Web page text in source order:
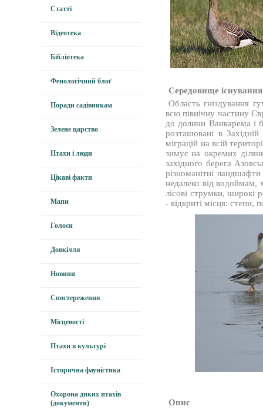
Статті
Відеотека
Бібліотека
Фенологічний блоґ
Поради садівникам
Зелене царство
Птахи і люди
Цікаві факти
Мапи
Голоси
Довкілля
Новини
Спостереження
Місцевості
Птахи в культурі
Історична фауністика
Охорона диких птахів
(документи)
Середовище існування
Область гніздування
всю північну частину
до долини Ванкарема і
розташовані в
міграцій на всій
зимує на окремих
західного берега
різноманітні
недалеко від водоймам,
лісові струмки, широкі
- відкриті місця: степи,
Опис